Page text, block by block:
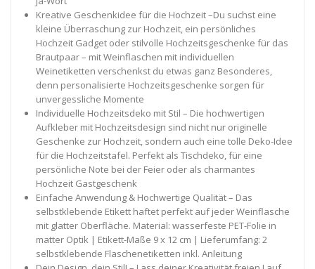
Kreative Geschenkidee für die Hochzeit –Du suchst eine
kleine Überraschung zur Hochzeit, ein persönliches
Hochzeit Gadget oder stilvolle Hochzeitsgeschenke für das
Brautpaar – mit Weinflaschen mit individuellen
Weinetiketten verschenkst du etwas ganz Besonderes,
denn personalisierte Hochzeitsgeschenke sorgen für
unvergessliche Momente
Individuelle Hochzeitsdeko mit Stil – Die hochwertigen
Aufkleber mit Hochzeitsdesign sind nicht nur originelle
Geschenke zur Hochzeit, sondern auch eine tolle Deko-Idee
für die Hochzeitstafel. Perfekt als Tischdeko, für eine
persönliche Note bei der Feier oder als charmantes
Hochzeit Gastgeschenk
Einfache Anwendung & Hochwertige Qualität – Das
selbstklebende Etikett haftet perfekt auf jeder Weinflasche
mit glatter Oberfläche. Material: wasserfeste PET-Folie in
matter Optik | Etikett-Maße 9 x 12 cm | Lieferumfang: 2
selbstklebende Flaschenetiketten inkl. Anleitung